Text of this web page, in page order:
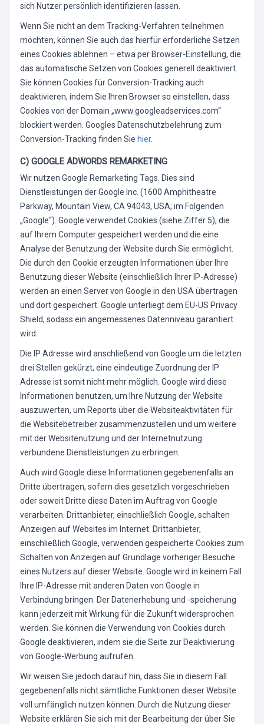
sich Nutzer persönlich identifizieren lassen.
Wenn Sie nicht an dem Tracking-Verfahren teilnehmen
möchten, können Sie auch das hierfür erforderliche Setzen
eines Cookies ablehnen – etwa per Browser-Einstellung, die
das automatische Setzen von Cookies generell deaktiviert.
Sie können Cookies für Conversion-Tracking auch
deaktivieren, indem Sie Ihren Browser so einstellen, dass
Cookies von der Domain „www.googleadservices.com“
blockiert werden. Googles Datenschutzbelehrung zum
Conversion-Tracking finden Sie hier.
C) GOOGLE ADWORDS REMARKETING
Wir nutzen Google Remarketing Tags. Dies sind
Dienstleistungen der Google Inc. (1600 Amphitheatre
Parkway, Mountain View, CA 94043, USA; im Folgenden
„Google“). Google verwendet Cookies (siehe Ziffer 5), die
auf Ihrem Computer gespeichert werden und die eine
Analyse der Benutzung der Website durch Sie ermöglicht.
Die durch den Cookie erzeugten Informationen über Ihre
Benutzung dieser Website (einschließlich Ihrer IP-Adresse)
werden an einen Server von Google in den USA übertragen
und dort gespeichert. Google unterliegt dem EU-US Privacy
Shield, sodass ein angemessenes Datenniveau garantiert
wird.
Die IP Adresse wird anschließend von Google um die letzten
drei Stellen gekürzt, eine eindeutige Zuordnung der IP
Adresse ist somit nicht mehr möglich. Google wird diese
Informationen benutzen, um Ihre Nutzung der Website
auszuwerten, um Reports über die Websiteaktivitäten für
die Websitebetreiber zusammenzustellen und um weitere
mit der Websitenutzung und der Internetnutzung
verbundene Dienstleistungen zu erbringen.
Auch wird Google diese Informationen gegebenenfalls an
Dritte übertragen, sofern dies gesetzlich vorgeschrieben
oder soweit Dritte diese Daten im Auftrag von Google
verarbeiten. Drittanbieter, einschließlich Google, schalten
Anzeigen auf Websites im Internet. Drittanbieter,
einschließlich Google, verwenden gespeicherte Cookies zum
Schalten von Anzeigen auf Grundlage vorheriger Besuche
eines Nutzers auf dieser Website. Google wird in keinem Fall
Ihre IP-Adresse mit anderen Daten von Google in
Verbindung bringen. Der Datenerhebung und -speicherung
kann jederzeit mit Wirkung für die Zukunft widersprochen
werden. Sie können die Verwendung von Cookies durch
Google deaktivieren, indem sie die Seite zur Deaktivierung
von Google-Werbung aufrufen.
Wir weisen Sie jedoch darauf hin, dass Sie in diesem Fall
gegebenenfalls nicht sämtliche Funktionen dieser Website
voll umfänglich nutzen können. Durch die Nutzung dieser
Website erklären Sie sich mit der Bearbeitung der über Sie